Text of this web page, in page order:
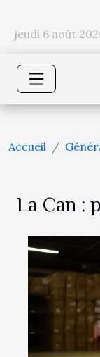
jeudi 6 août
Accueil
La Can :